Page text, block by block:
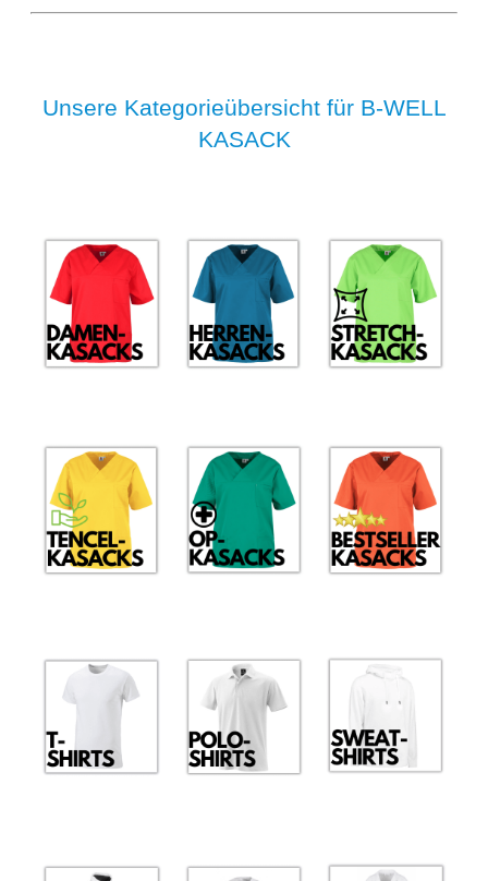
Unsere Kategorieübersicht für B-WELL
KASACK